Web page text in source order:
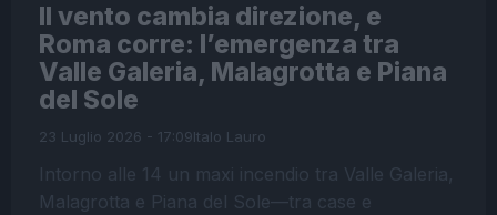
Il vento cambia direzione, e
Roma corre: l’emergenza tra
Valle Galeria, Malagrotta e Piana
del Sole
23 Luglio 2026 - 17:09Italo Lauro
Intorno alle 14 un maxi incendio tra Valle Galeria,
Malagrotta e Piana del Sole—tra case e